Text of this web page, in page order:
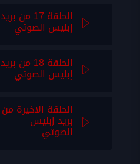
الحلقة 17 من بريد
إبليس الصوتي
الحلقة 18 من بريد
إبليس الصوتي
الحلقة الاخيرة من
بريد إبليس
الصوتي